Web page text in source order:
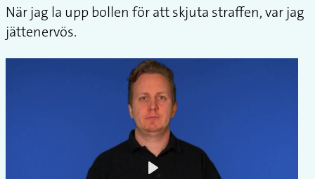
När jag la upp bollen för att skjuta straffen, var jag
jättenervös.